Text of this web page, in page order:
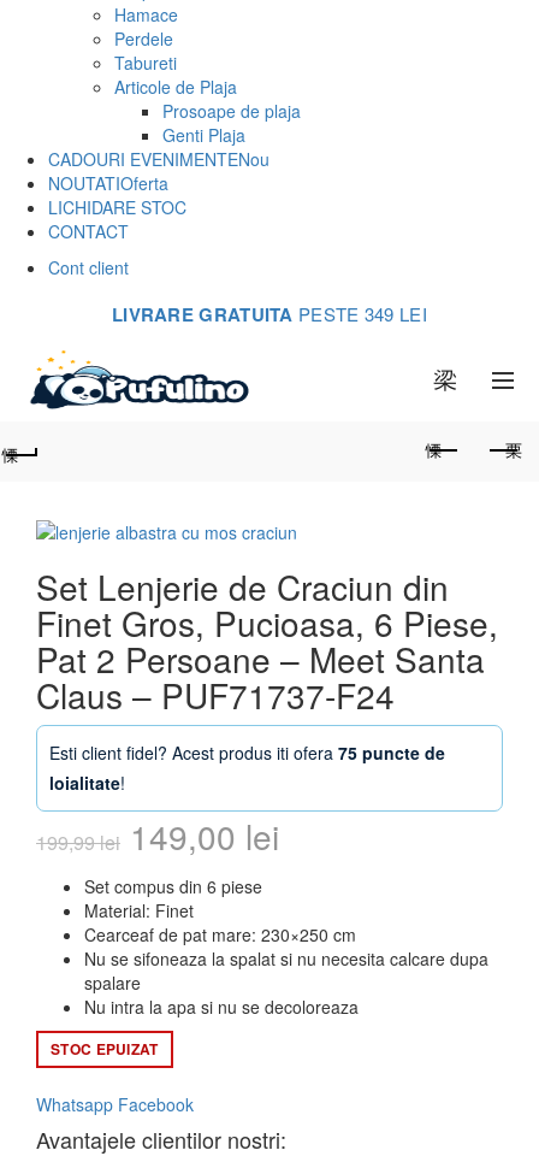
Hamace
Perdele
Tabureti
Articole de Plaja
Prosoape de plaja
Genti Plaja
CADOURI EVENIMENTENou
NOUTATIOferta
LICHIDARE STOC
CONTACT
Cont client
LIVRARE GRATUITA PESTE 349 LEI
Set Lenjerie de Craciun din
Finet Gros, Pucioasa, 6 Piese,
Pat 2 Persoane – Meet Santa
Claus – PUF71737-F24
Esti client fidel? Acest produs iti ofera 75 puncte de
loialitate!
199,99lei Prețul
inițial
a
fost:
199,99 lei.
149,00 lei
este:
149,00 lei.
Set compus din 6 piese
Material: Finet
Cearceaf de pat mare: 230×250 cm
Nu se sifoneaza la spalat si nu necesita calcare dupa
spalare
Nu intra la apa si nu se decoloreaza
STOC EPUIZAT
Whatsapp Facebook
Avantajele clientilor nostri: